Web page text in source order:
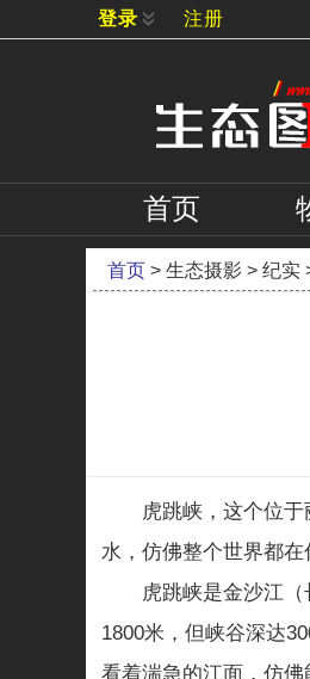
登录 注册
首页
首页 > 生态摄影 > 纪实
虎跳峡，这个位
水，仿佛整个世界都
虎跳峡是金沙江
1800米，但峡谷深达
看着湍急的江面，仿佛